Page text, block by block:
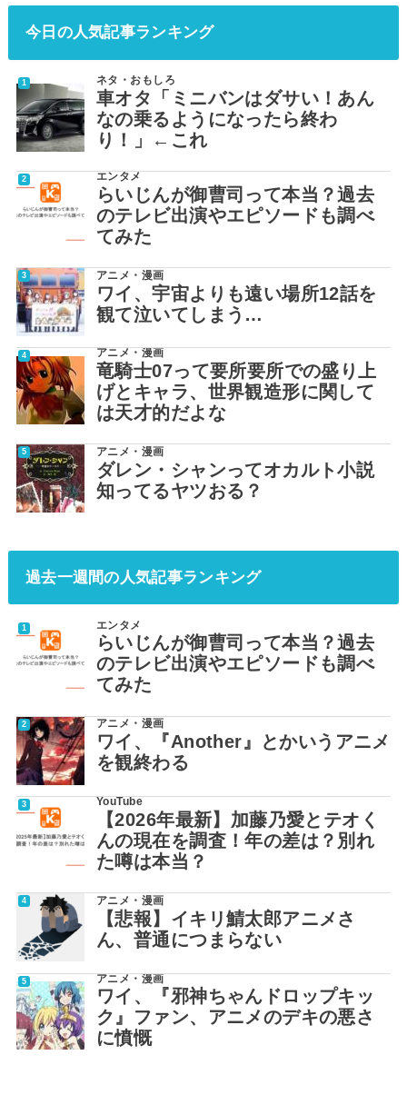
今日の人気記事ランキング
ネタ・おもしろ
車オタ「ミニバンはダサい！あん
なの乗るようになったら終わ
り！」←これ
エンタメ
らいじんが御曹司って本当？過去
のテレビ出演やエピソードも調べ
てみた
アニメ・漫画
ワイ、宇宙よりも遠い場所12話を
観て泣いてしまう…
アニメ・漫画
竜騎士07って要所要所での盛り上
げとキャラ、世界観造形に関して
は天才的だよな
アニメ・漫画
ダレン・シャンってオカルト小説
知ってるヤツおる？
過去一週間の人気記事ランキング
エンタメ
らいじんが御曹司って本当？過去
のテレビ出演やエピソードも調べ
てみた
アニメ・漫画
ワイ、『Another』とかいうアニメ
を観終わる
YouTube
【2026年最新】加藤乃愛とテオく
んの現在を調査！年の差は？別れ
た噂は本当？
アニメ・漫画
【悲報】イキリ鯖太郎アニメさ
ん、普通につまらない
アニメ・漫画
ワイ、『邪神ちゃんドロップキッ
ク』ファン、アニメのデキの悪さ
に憤慨